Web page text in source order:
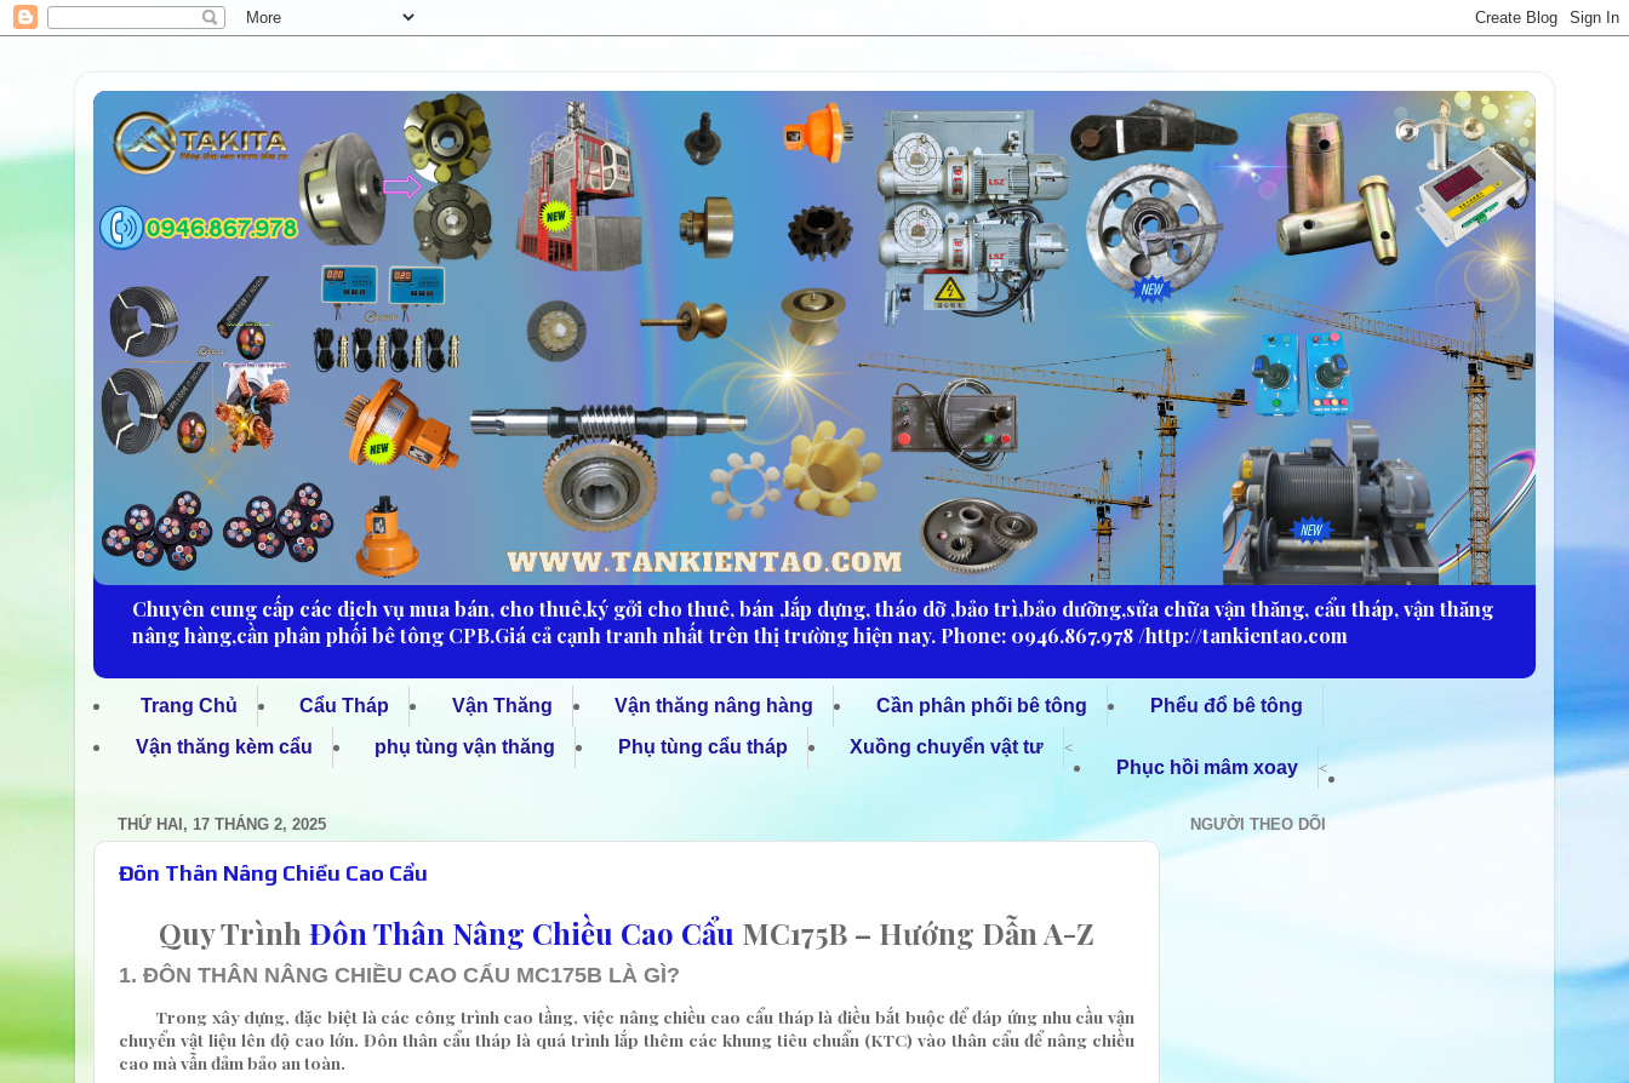
Chuyên cung cấp các dịch vụ mua bán, cho thuê,ký gởi cho thuê, bán ,lắp dựng, tháo dỡ ,bảo trì,bảo dưỡng,sửa chữa vận thăng, cẩu tháp, vận thăng
nâng hàng,cần phân phối bê tông CPB.Giá cả cạnh tranh nhất trên thị trường hiện nay. Phone: 0946.867.978 /http://tankientao.com
Trang Chủ Cẩu Tháp Vận Thăng Vận thăng nâng hàng Cần phân phối bê tông
Phểu đổ bê tông
Vận thăng kèm cẩu
phụ tùng vận thăng Phụ tùng cẩu tháp Xuồng chuyển vật tư
<
Phục hồi mâm xoay
<
THỨ HAI, 17 THÁNG 2, 2025
Đôn Thân Nâng Chiều Cao Cẩu
Quy Trình Đôn Thân Nâng Chiều Cao Cẩu MC175B – Hướng Dẫn A-Z
1. ĐÔN THÂN NÂNG CHIỀU CAO CẨU MC175B LÀ GÌ?
Trong xây dựng, đặc biệt là các công trình cao tầng, việc nâng chiều cao cẩu tháp là điều bắt buộc để đáp ứng nhu cầu vận
chuyển vật liệu lên độ cao lớn. Đôn thân cẩu tháp là quá trình lắp thêm các khung tiêu chuẩn (KTC) vào thân cẩu để nâng chiều
cao mà vẫn đảm bảo an toàn.
NGƯỜI THEO DÕI